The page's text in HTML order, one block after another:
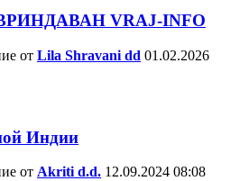
VRAJ-INFO
от Lila Shravani dd 01.02.2026
Индии
от Akriti d.d. 12.09.2024 08:08